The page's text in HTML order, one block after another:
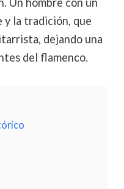
y la tradición, que
dejando una
del flamenco.